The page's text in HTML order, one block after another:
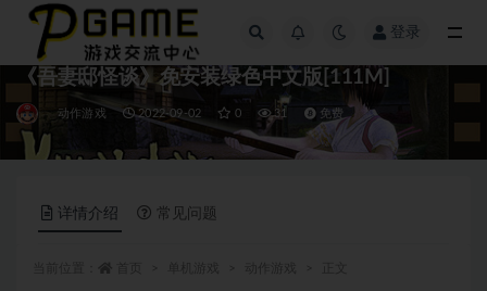
登录
《吾妻邸怪谈》免安装绿色中文版[111M]
动作游戏 2022-09-02 0 31 免费
详情介绍 常见问题
全部